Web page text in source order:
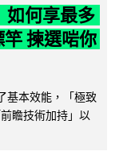
如何享最多
揀選啱你
基本效能，「極致
瞻技術加持」以